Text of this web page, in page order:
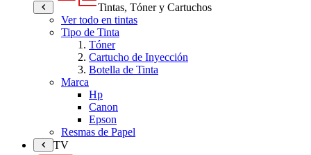
Tintas, Tóner y Cartuchos
Ver todo en tintas
Tipo de Tinta
Tóner
Cartucho de Inyección
Botella de Tinta
Marca
Hp
Canon
Epson
Resmas de Papel
TV